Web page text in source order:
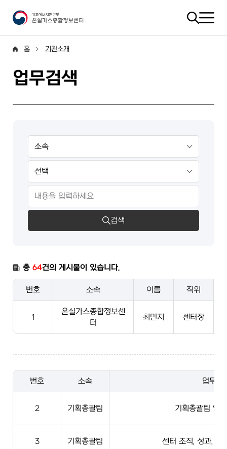
홈 기관소개
업무검색
검색
총 64건의 게시물이 있습니다.
번호 소속 이름 직위
1
온실가스종합정보센
터
최민지 센터장
번호 소속 업무
2 기획총괄팀 기획총괄팀 업
3 기획총괄팀 센터 조직, 성과, 국